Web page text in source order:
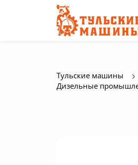
Тульские машины
Дизельные